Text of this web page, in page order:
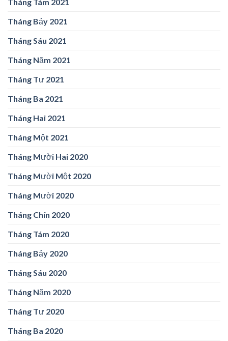
Tháng Bảy 2021
Tháng Sáu 2021
Tháng Năm 2021
Tháng Tư 2021
Tháng Ba 2021
Tháng Hai 2021
Tháng Một 2021
Tháng Mười Hai 2020
Tháng Mười Một 2020
Tháng Mười 2020
Tháng Chín 2020
Tháng Tám 2020
Tháng Bảy 2020
Tháng Sáu 2020
Tháng Năm 2020
Tháng Tư 2020
Tháng Ba 2020